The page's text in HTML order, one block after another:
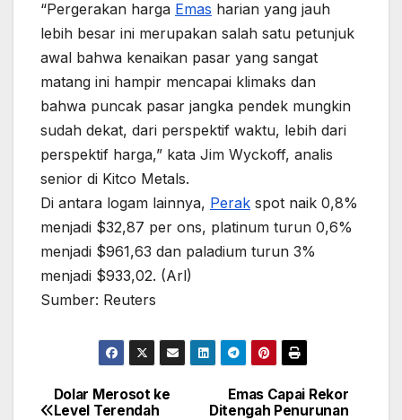
“Pergerakan harga Emas harian yang jauh
lebih besar ini merupakan salah satu petunjuk
awal bahwa kenaikan pasar yang sangat
matang ini hampir mencapai klimaks dan
bahwa puncak pasar jangka pendek mungkin
sudah dekat, dari perspektif waktu, lebih dari
perspektif harga,” kata Jim Wyckoff, analis
senior di Kitco Metals.
Di antara logam lainnya, Perak spot naik 0,8%
menjadi $32,87 per ons, platinum turun 0,6%
menjadi $961,63 dan paladium turun 3%
menjadi $933,02. (Arl)
Sumber: Reuters
Post
Emas Capai Rekor
Ditengah Penurunan
Dolar Merosot ke
Level Terendah